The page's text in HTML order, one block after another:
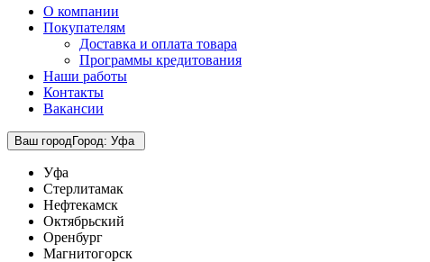
О компании
Покупателям
Доставка и оплата товара
Программы кредитования
Наши работы
Контакты
Вакансии
Ваш городГород: Уфа
Уфа
Стерлитамак
Нефтекамск
Октябрьский
Оренбург
Магнитогорск